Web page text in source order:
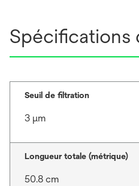
Spécifications
Seuil de filtration
3 μm
Longueur totale (métrique)
50.8 cm